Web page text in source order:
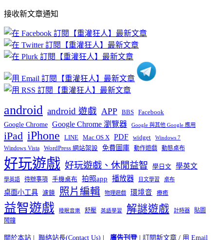
文
章
分
類
接收新文章通知
android android 遊戲 APP BBS Facebook
Google Chrome Google Chrome 瀏覽器 Google 與其他 Google 應用
iPad iPhone LINE Mac OS X PDF widget Windows 7
Windows Vista WordPress 網站架設 免費圖庫 動作遊戲 動態桌布
好玩遊戲 好玩遊戲、休閒益智 學日文 學英文
學英語 待辦事項 手機桌布 拍照app 播放器 日文學習 桌布
桌面小工具 濾鏡 照片編輯 物理遊戲 環境音 療癒
益智遊戲 睡眠音樂 舒壓 英語學習 解謎遊戲 計時器
貼圖
鬧鐘
關於本站 | 聯絡站長(Contact Us) | 廣告刊登| 訂閱新文章 / 用 Email